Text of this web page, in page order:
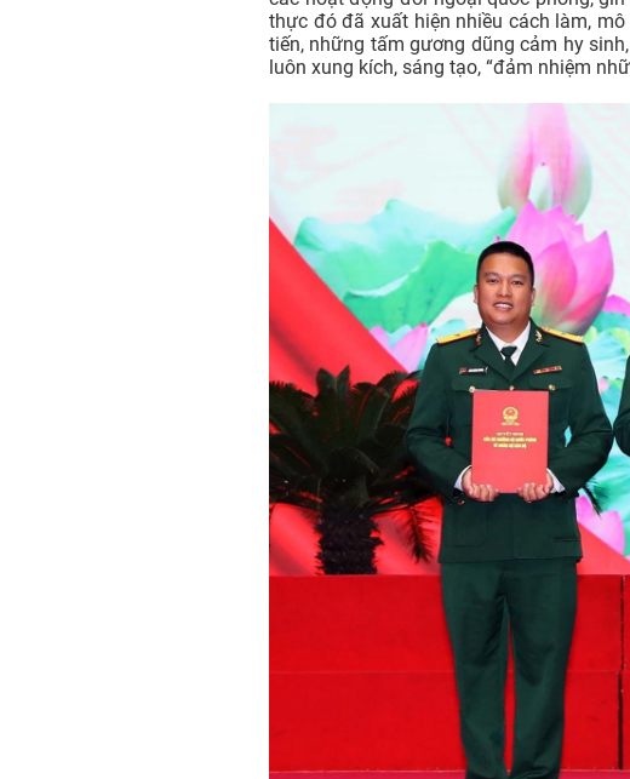
thực đó đã xuất hiện nhiều cách làm,
tiến, những tấm gương dũng cảm hy
luôn xung kích, sáng tạo, “đảm nhiệm